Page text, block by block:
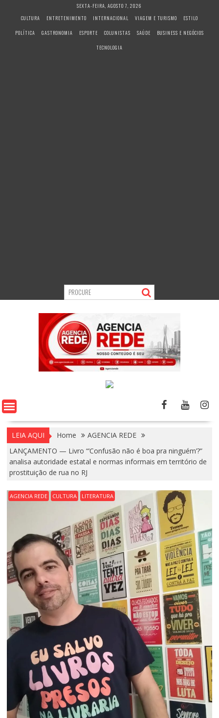
SEXTA-FEIRA, AGOSTO 7, 2026
CULTURA
ENTRETENIMENTO INTERNACIONAL VIAGEM E TURISMO
ESTILO
POLÍTICA
GASTRONOMIA ESPORTE COLUNISTAS SAÚDE
BUSINESS E NEGÓCIOS
TECNOLOGIA
LEIA AQUI Home
AGENCIA REDE
LANÇAMENTO — Livro “’Confusão não é boa pra ninguém’?”
analisa autoridade estatal e normas informais em território de
prostituição de rua no RJ
AGENCIA REDE CULTURA LITERATURA